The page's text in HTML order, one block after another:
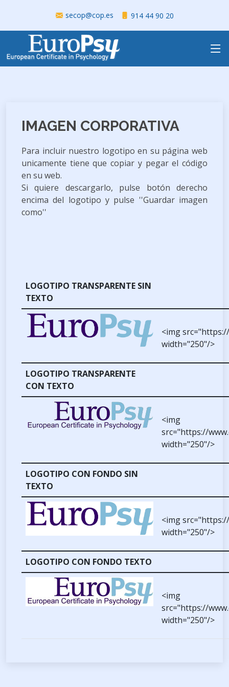
secop@cop.es 914 44 90 20
IMAGEN CORPORATIVA
Para incluir nuestro logotipo en su página web
unicamente tiene que copiar y pegar el código
en su web.
Si quiere descargarlo, pulse botón derecho
encima del logotipo y pulse ''Guardar imagen
como''
LOGOTIPO TRANSPARENTE SIN
TEXTO
<img
width="250"/>
LOGOTIPO TRANSPARENTE
CON TEXTO
<img
src="https://
width="250"/>
LOGOTIPO CON FONDO SIN
TEXTO
<img
width="250"/>
LOGOTIPO CON FONDO TEXTO
<img
src="https://
width="250"/>